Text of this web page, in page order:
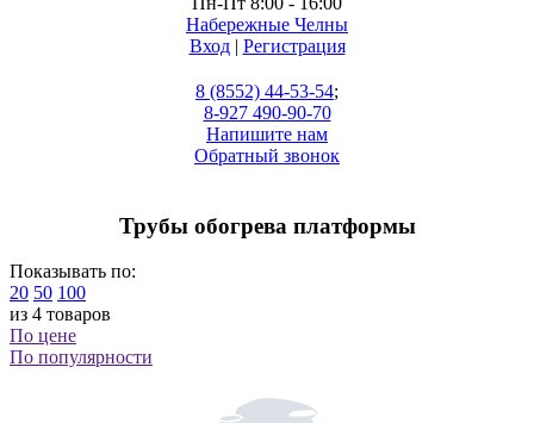
Набережные Челны
Вход| Регистрация
8 (8552) 44-53-54;
8-927 490-90-70
Напишите нам
Обратный звонок
Трубы обогрева платформы
Показывать по:
20 50 100
из 4 товаров
По цене
По популярности